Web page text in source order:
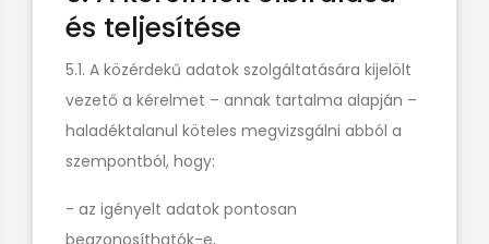
és teljesítése
5.1. A közérdekű adatok szolgáltatására kijelölt
vezető a kérelmet – annak tartalma alapján –
haladéktalanul köteles megvizsgálni abból a
szempontból, hogy:
- az igényelt adatok pontosan
beazonosíthatók-e,